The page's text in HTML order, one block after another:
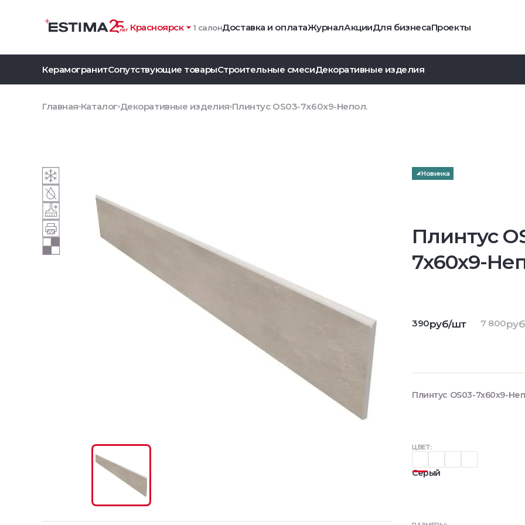
Красноярск 1 салонДоставка и оплатаЖурналАкцииДля бизнесаПроекты
КерамогранитСопутствующие товарыСтроительные смесиДекоративные изделия
Главная Каталог Декоративные изделия Плинтус OS03-7x60x9-Непол.
Новинка
Плинтус
7x60x9-
ЦВЕТ:
Серый
390руб/шт 7 800
Плинтус OS03-7x60x9-